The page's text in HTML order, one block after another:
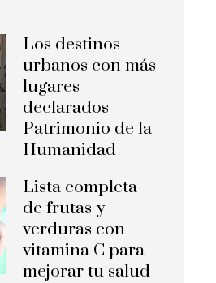
Los destinos
urbanos con más
lugares
declarados
Patrimonio de la
Humanidad
Lista completa
de frutas y
verduras con
vitamina C para
mejorar tu salud